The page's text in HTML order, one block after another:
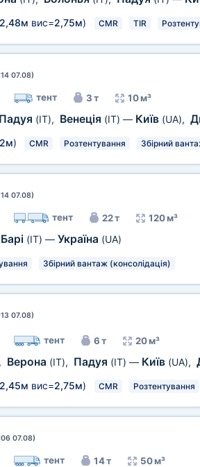
2,48м вис=2,75м) CMR TIR
07.08)
тент 3 т 10 м³
Падуя (IT), Венеція (IT) — Київ (UA),
2м) CMR Розтентування Збірний
07.08)
тент 22 т 120 м³
Барі (IT) — Україна (UA)
Збірний вантаж (консолідація)
07.08)
тент 6 т 20 м³
, Верона (IT), Падуя (IT) — Київ (UA),
2,45м вис=2,75м) CMR Розтентування
07.08)
тент 14 т 50 м³